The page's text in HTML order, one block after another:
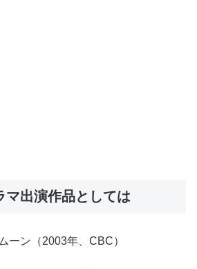
マ出演作品としては
ーン（2003年、CBC）